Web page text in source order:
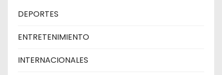
DEPORTES
ENTRETENIMIENTO
INTERNACIONALES